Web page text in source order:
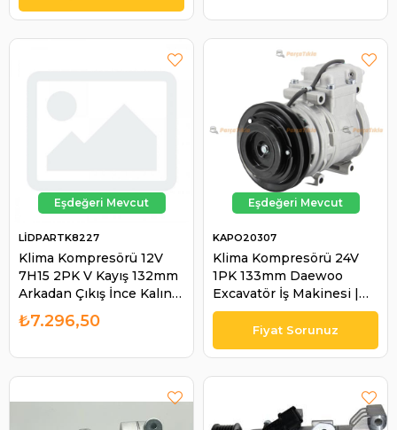
Klima Kompresörü 12V
7H15 2PK V Kayış 132mm
Arkadan Çıkış İnce Kalın
SANDEN8227 SD8227 |
LİDPART K8227
LİDPARTK8227
₺7.296,50
Klima Kompresörü 24V
1PK 133mm Daewoo
Excavatör İş Makinesi |
KAPO 20307
KAPO20307